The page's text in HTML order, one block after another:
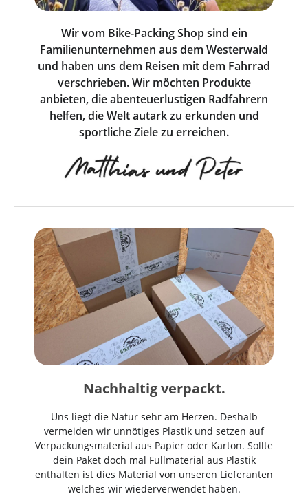
Wir vom Bike-Packing Shop sind ein
Familienunternehmen aus dem Westerwald
und haben uns dem Reisen mit dem Fahrrad
verschrieben. Wir möchten Produkte
anbieten, die abenteuerlustigen Radfahrern
helfen, die Welt autark zu erkunden und
sportliche Ziele zu erreichen.
Nachhaltig verpackt.
Uns liegt die Natur sehr am Herzen. Deshalb
vermeiden wir unnötiges Plastik und setzen auf
Verpackungsmaterial aus Papier oder Karton. Sollte
dein Paket doch mal Füllmaterial aus Plastik
enthalten ist dies Material von unseren Lieferanten
welches wir wiederverwendet haben.